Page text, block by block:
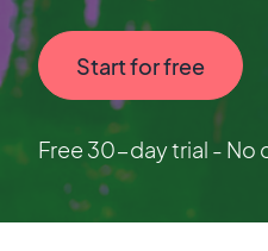
Start for free
Free 30-day trial - No